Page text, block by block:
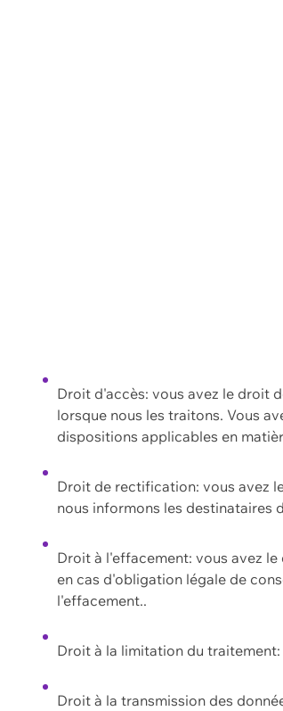
Droit d'accès: vous avez le droit
lorsque nous les traitons. Vous
dispositions applicables en
Droit de rectification: vous avez
nous informons les destinataires
Droit à l'effacement: vous avez
en cas d'obligation légale de
l'effacement..
Droit à la limitation du
Droit à la transmission des